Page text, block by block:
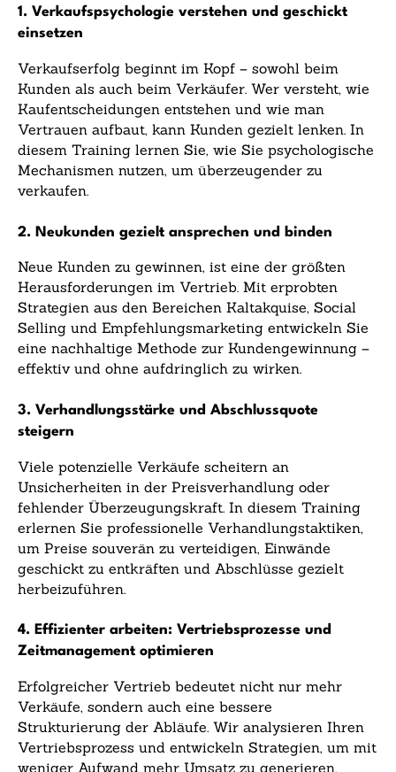
1. Verkaufspsychologie verstehen und geschickt
einsetzen
Verkaufserfolg beginnt im Kopf – sowohl beim
Kunden als auch beim Verkäufer. Wer versteht, wie
Kaufentscheidungen entstehen und wie man
Vertrauen aufbaut, kann Kunden gezielt lenken. In
diesem Training lernen Sie, wie Sie psychologische
Mechanismen nutzen, um überzeugender zu
verkaufen.
2. Neukunden gezielt ansprechen und binden
Neue Kunden zu gewinnen, ist eine der größten
Herausforderungen im Vertrieb. Mit erprobten
Strategien aus den Bereichen Kaltakquise, Social
Selling und Empfehlungsmarketing entwickeln Sie
eine nachhaltige Methode zur Kundengewinnung –
effektiv und ohne aufdringlich zu wirken.
3. Verhandlungsstärke und Abschlussquote
steigern
Viele potenzielle Verkäufe scheitern an
Unsicherheiten in der Preisverhandlung oder
fehlender Überzeugungskraft. In diesem Training
erlernen Sie professionelle Verhandlungstaktiken,
um Preise souverän zu verteidigen, Einwände
geschickt zu entkräften und Abschlüsse gezielt
herbeizuführen.
4. Effizienter arbeiten: Vertriebsprozesse und
Zeitmanagement optimieren
Erfolgreicher Vertrieb bedeutet nicht nur mehr
Verkäufe, sondern auch eine bessere
Strukturierung der Abläufe. Wir analysieren Ihren
Vertriebsprozess und entwickeln Strategien, um mit
weniger Aufwand mehr Umsatz zu generieren.